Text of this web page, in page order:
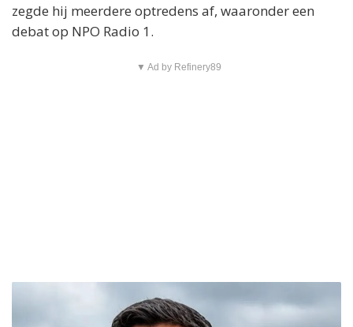
zegde hij meerdere optredens af, waaronder een
debat op NPO Radio 1.
▼ Ad by Refinery89